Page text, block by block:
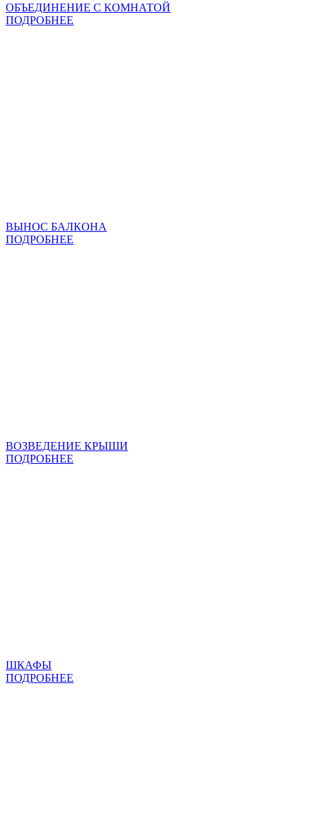
ОБЪЕДИНЕНИЕ С КОМНАТОЙ
ПОДРОБНЕЕ
ВЫНОС БАЛКОНА
ПОДРОБНЕЕ
ВОЗВЕДЕНИЕ КРЫШИ
ПОДРОБНЕЕ
ШКАФЫ
ПОДРОБНЕЕ